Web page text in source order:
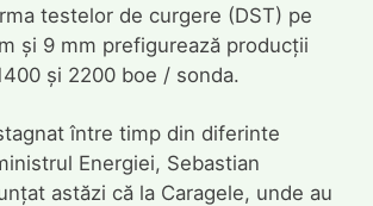
testelor de curgere (DST) pe
și 9 mm prefigurează producții
și 2200 boe / sonda.
între timp din diferinte
Energiei, Sebastian
astăzi că la Caragele, unde au